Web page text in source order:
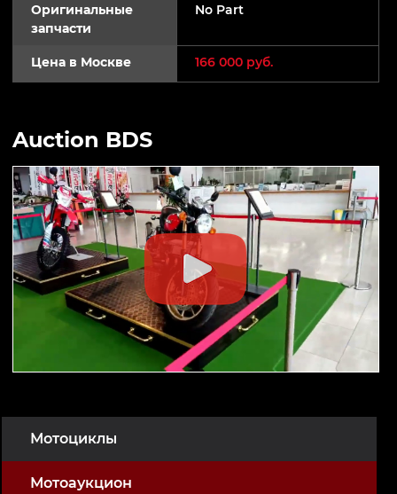
Мотоциклы
Мотоаукцион
Оригинальные
запчасти
No Part
Цена в Москве 166 000 руб.
Auction BDS